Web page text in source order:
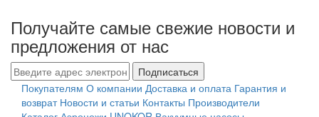
Получайте самые свежие новости и
предложения от нас
Подписаться
Покупателям О компании Доставка и оплата Гарантия и
возврат Новости и статьи Контакты Производители